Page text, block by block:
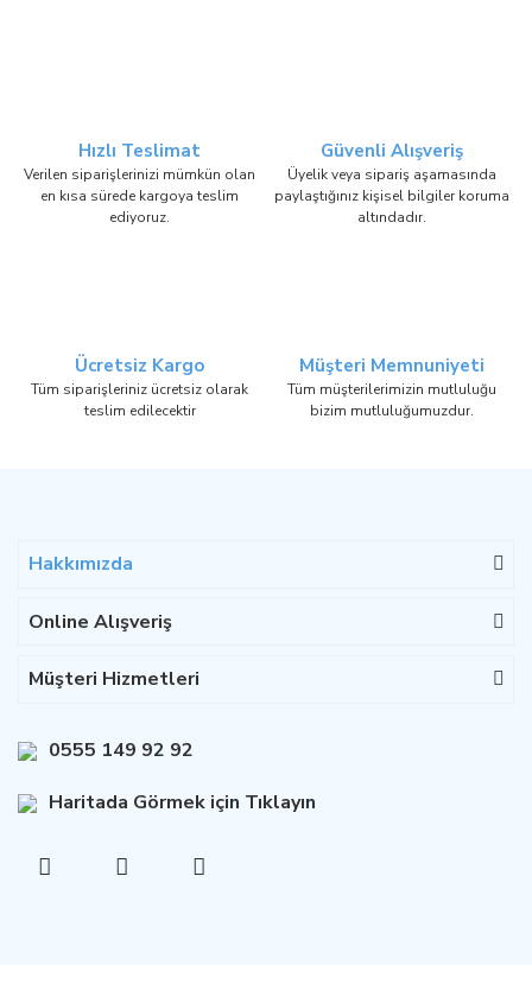
Hızlı Teslimat
Verilen siparişlerinizi mümkün olan
en kısa sürede kargoya teslim
ediyoruz.
Güvenli Alışveriş
Üyelik veya sipariş aşamasında
paylaştığınız kişisel bilgiler koruma
altındadır.
Ücretsiz Kargo
Tüm siparişleriniz ücretsiz olarak
teslim edilecektir
Müşteri Memnuniyeti
Tüm müşterilerimizin mutluluğu
bizim mutluluğumuzdur.
Hakkımızda
Online Alışveriş
Müşteri Hizmetleri
0555 149 92 92
Haritada Görmek için Tıklayın